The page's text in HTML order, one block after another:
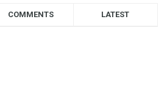
COMMENTS LATEST